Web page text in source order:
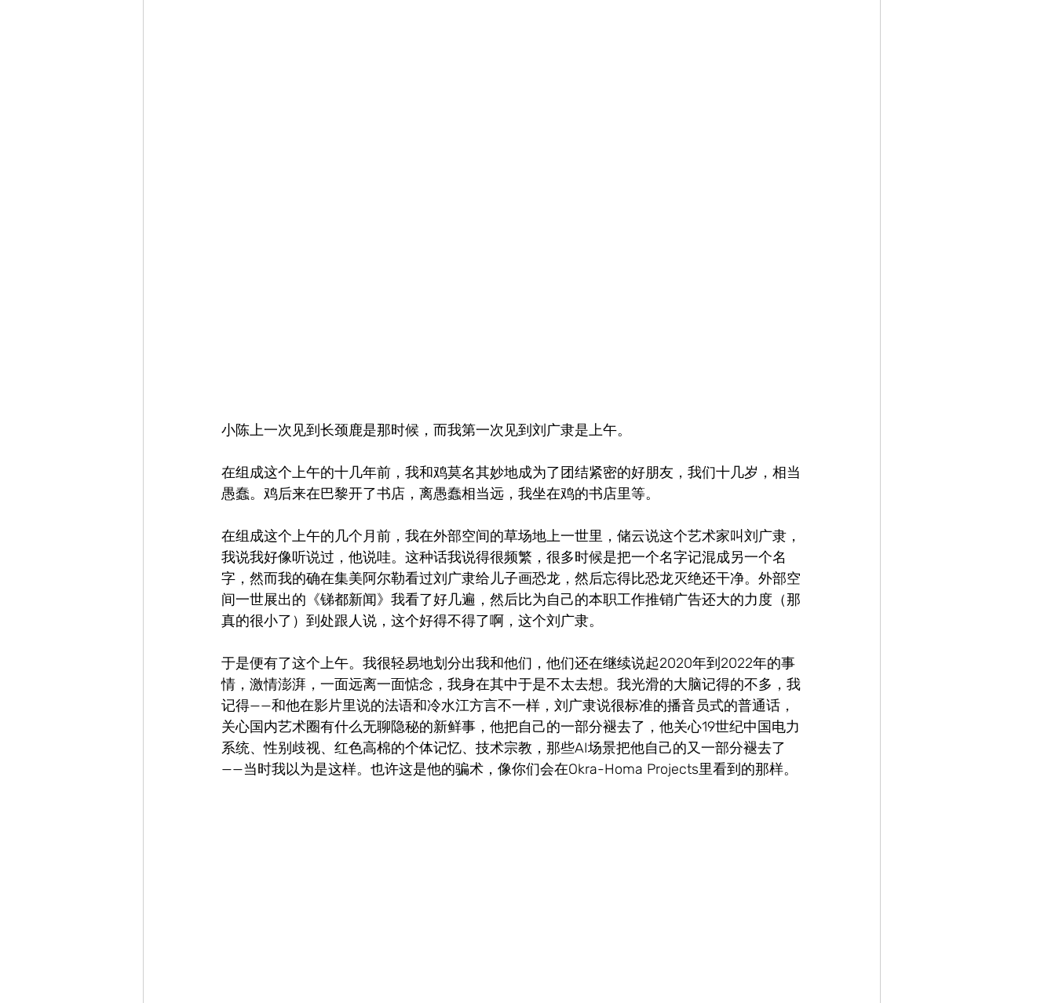
小陈上一次见到长颈鹿是那时候，而我第一次见到刘广隶是上午。
在组成这个上午的十几年前，我和鸡莫名其妙地成为了团结紧密的好朋友，我们十几岁，相当
愚蠢。鸡后来在巴黎开了书店，离愚蠢相当远，我坐在鸡的书店里等。
在组成这个上午的几个月前，我在外部空间的草场地上一世里，储云说这个艺术家叫刘广隶，
我说我好像听说过，他说哇。这种话我说得很频繁，很多时候是把一个名字记混成另一个名
字，然而我的确在集美阿尔勒看过刘广隶给儿子画恐龙，然后忘得比恐龙灭绝还干净。外部空
间一世展出的《锑都新闻》我看了好几遍，然后比为自己的本职工作推销广告还大的力度（那
真的很小了）到处跟人说，这个好得不得了啊，这个刘广隶。
于是便有了这个上午。我很轻易地划分出我和他们，他们还在继续说起2020年到2022年的事
情，激情澎湃，一面远离一面惦念，我身在其中于是不太去想。我光滑的大脑记得的不多，我
记得——和他在影片里说的法语和冷水江方言不一样，刘广隶说很标准的播音员式的普通话，
关心国内艺术圈有什么无聊隐秘的新鲜事，他把自己的一部分褪去了，他关心19世纪中国电力
系统、性别歧视、红色高棉的个体记忆、技术宗教，那些AI场景把他自己的又一部分褪去了
——当时我以为是这样。也许这是他的骗术，像你们会在Okra-Homa Projects里看到的那样。